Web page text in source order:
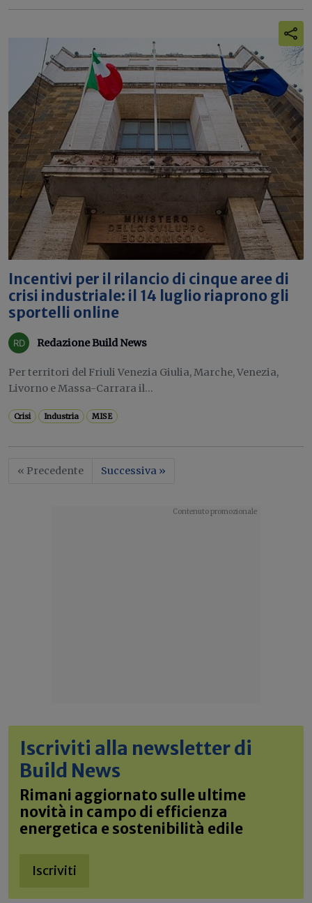
Incentivi per il rilancio di cinque aree di
crisi industriale: il 14 luglio riaprono gli
sportelli online
Redazione Build News
Per territori del Friuli Venezia Giulia, Marche, Venezia,
Livorno e Massa-Carrara il...
Crisi Industria MISE
« Precedente Successiva »
Iscriviti alla newsletter di
Build News
Rimani aggiornato sulle ultime
novità in campo di efficienza
energetica e sostenibilità edile
Iscriviti